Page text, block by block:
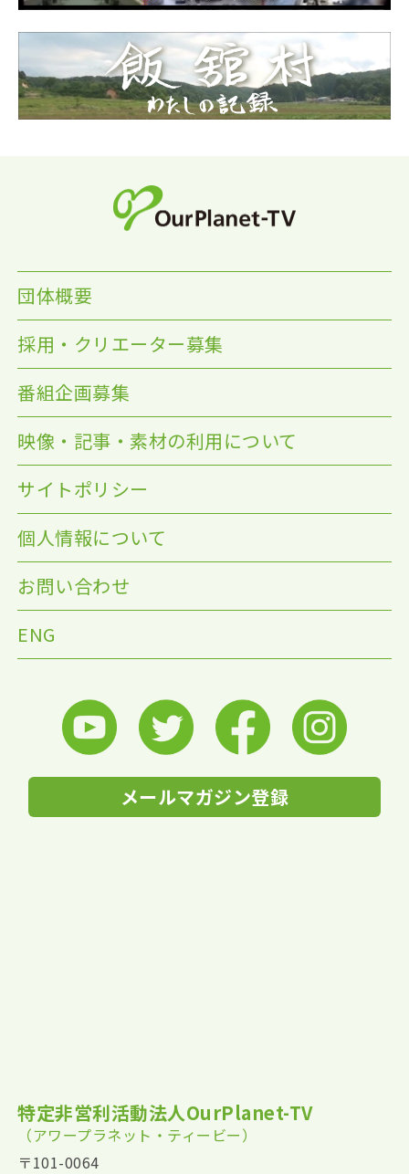
団体概要
採用・クリエーター募集
番組企画募集
映像・記事・素材の利用について
サイトポリシー
個人情報について
お問い合わせ
ENG
メールマガジン登録
特定非営利活動法人OurPlanet-TV
（アワープラネット・ティービー）
〒101-0064